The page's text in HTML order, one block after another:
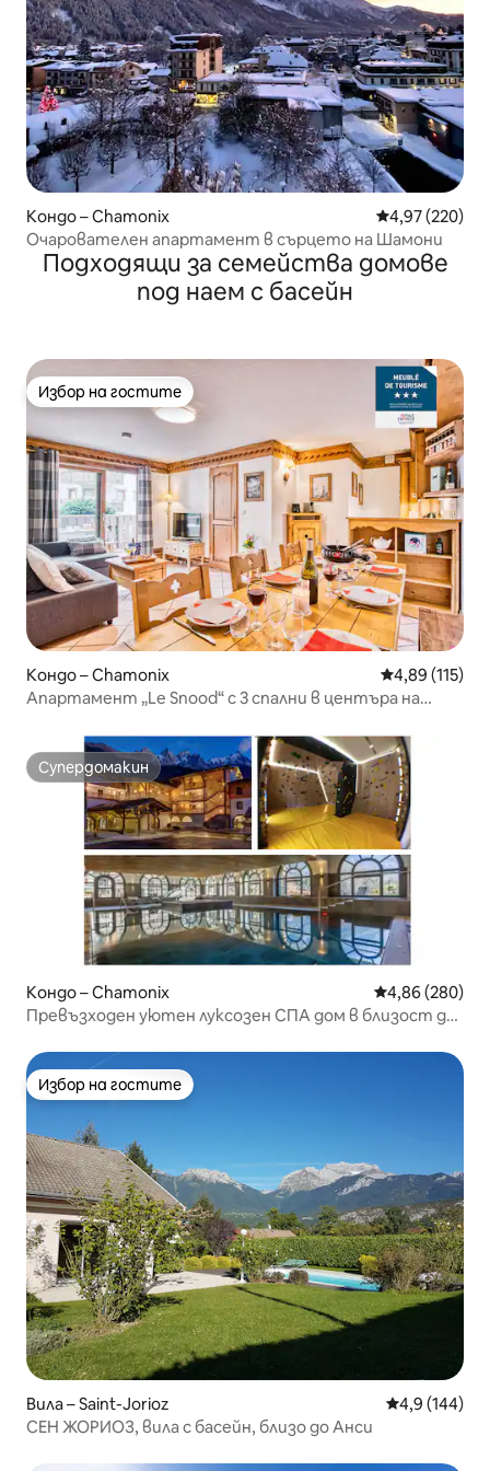
Кондо – Chamonix Средна
4,97 (220)
Очарователен апартамент в сърцето на Шамони
Подходящи за семейства домове
под наем с басейн
Избор на гостите
Избор на гостите
Кондо – Chamonix Средна
4,89 (115)
Апартамент „Le Snood“ с 3 спални в центъра на
Супердомакин
Супердомакин
Кондо – Chamonix Средна
4,86 (280)
Превъзходен уютен луксозен СПА дом в близост до
Избор на гостите
Избор на гостите
Вила – Saint-Jorioz Средна
4,9 (144)
СЕН ЖОРИОЗ, вила с басейн, близо до Анси